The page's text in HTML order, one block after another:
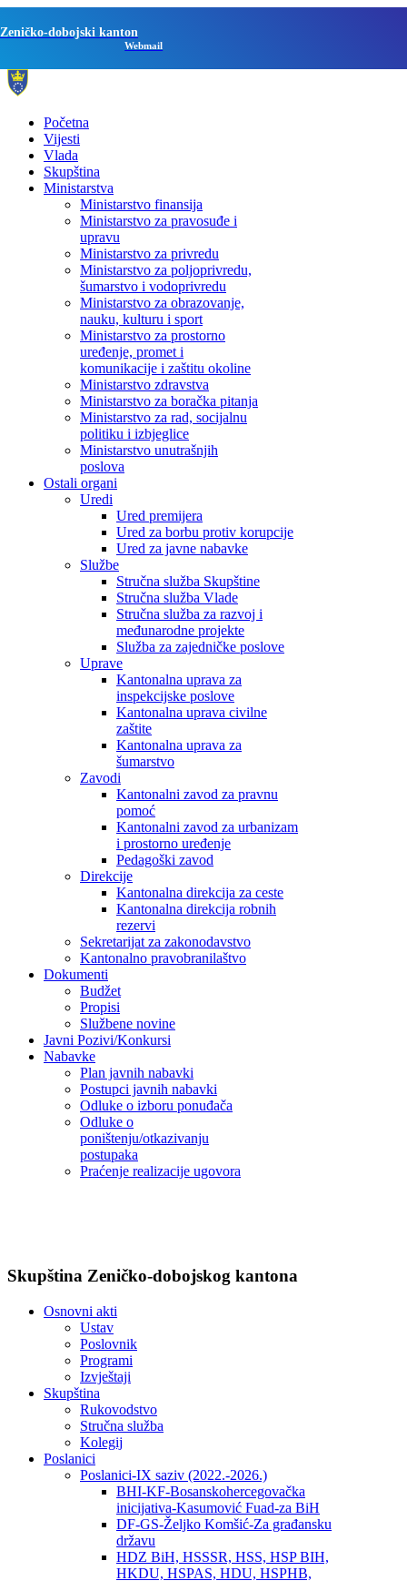
Zeničko-dobojski kanton
Webmail
Početna
Vijesti
Vlada
Skupština
Ministarstva
Ministarstvo finansija
Ministarstvo za pravosuđe i
upravu
Ministarstvo za privredu
Ministarstvo za poljoprivredu,
šumarstvo i vodoprivredu
Ministarstvo za obrazovanje,
nauku, kulturu i sport
Ministarstvo za prostorno
uređenje, promet i
komunikacije i zaštitu okoline
Ministarstvo zdravstva
Ministarstvo za boračka pitanja
Ministarstvo za rad, socijalnu
politiku i izbjeglice
Ministarstvo unutrašnjih
poslova
Ostali organi
Uredi
Ured premijera
Ured za borbu protiv korupcije
Ured za javne nabavke
Službe
Stručna služba Skupštine
Stručna služba Vlade
Stručna služba za razvoj i
međunarodne projekte
Služba za zajedničke poslove
Uprave
Kantonalna uprava za
inspekcijske poslove
Kantonalna uprava civilne
zaštite
Kantonalna uprava za
šumarstvo
Zavodi
Kantonalni zavod za pravnu
pomoć
Kantonalni zavod za urbanizam
i prostorno uređenje
Pedagoški zavod
Direkcije
Kantonalna direkcija za ceste
Kantonalna direkcija robnih
rezervi
Sekretarijat za zakonodavstvo
Kantonalno pravobranilaštvo
Dokumenti
Budžet
Propisi
Službene novine
Javni Pozivi/Konkursi
Nabavke
Plan javnih nabavki
Postupci javnih nabavki
Odluke o izboru ponuđača
Odluke o
poništenju/otkazivanju
postupaka
Praćenje realizacije ugovora
Skupština Zeničko-dobojskog kantona
Osnovni akti
Ustav
Poslovnik
Programi
Izvještaji
Skupština
Rukovodstvo
Stručna služba
Kolegij
Poslanici
Poslanici-IX saziv (2022.-2026.)
BHI-KF-Bosanskohercegovačka
inicijativa-Kasumović Fuad-za BiH
DF-GS-Željko Komšić-Za građansku
državu
HDZ BiH, HSSSR, HSS, HSP BIH,
HKDU, HSPAS, HDU, HSPHB,